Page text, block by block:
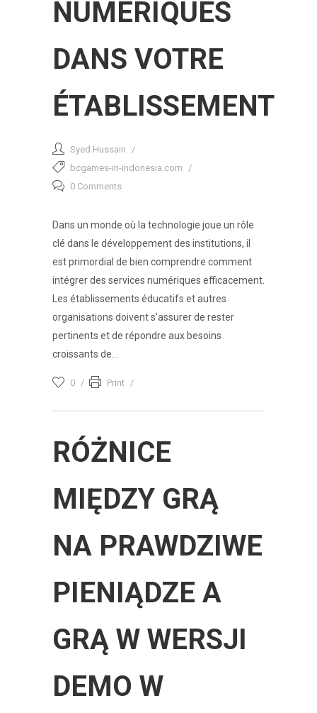
NUMÉRIQUES
DANS VOTRE
ÉTABLISSEMENT
Syed Hussain
bcgames-in-indonesia.com
0 Comments
Dans un monde où la technologie joue un rôle
clé dans le développement des institutions, il
est primordial de bien comprendre comment
intégrer des services numériques efficacement.
Les établissements éducatifs et autres
organisations doivent s'assurer de rester
pertinents et de répondre aux besoins
croissants de...
0 Print
RÓŻNICE
MIĘDZY GRĄ
NA PRAWDZIWE
PIENIĄDZE A
GRĄ W WERSJI
DEMO W